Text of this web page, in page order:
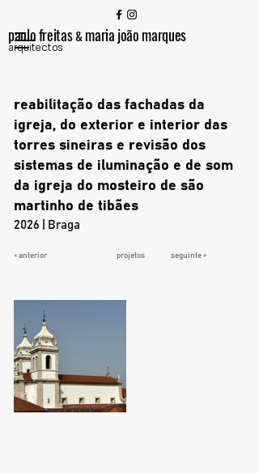
paulo freitas&maria joão marques
arquitectos
reabilitação das fachadas da
igreja, do exterior e interior das
torres sineiras e revisão dos
sistemas de iluminação e de som
da igreja do mosteiro de são
martinho de tibães
2026 | Braga
< anterior projetos seguinte >